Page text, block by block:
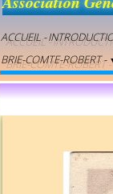
ACCUEIL -
BRIE-COMTE-ROBERT -